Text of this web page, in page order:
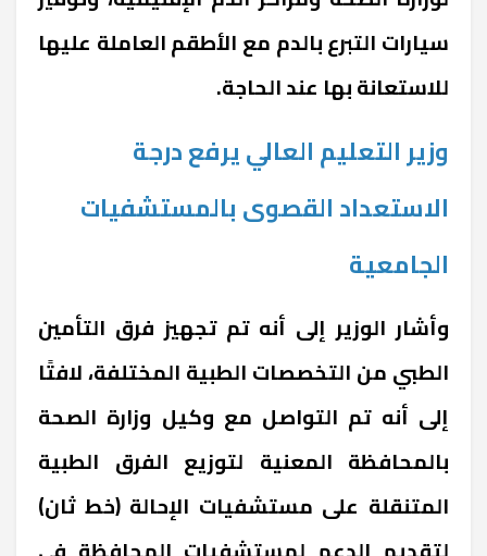
سيارات التبرع بالدم مع الأطقم العاملة عليها
للاستعانة بها عند الحاجة.
وزير التعليم العالي يرفع درجة
الاستعداد القصوى بالمستشفيات
الجامعية
وأشار الوزير إلى أنه تم تجهيز فرق التأمين
الطبي من التخصصات الطبية المختلفة، لافتًا
إلى أنه تم التواصل مع وكيل وزارة الصحة
بالمحافظة المعنية لتوزيع الفرق الطبية
المتنقلة على مستشفيات الإحالة (خط ثان)